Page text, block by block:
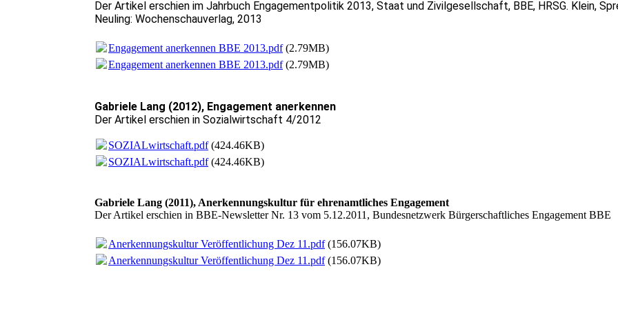
Der Artikel erschien im Jahrbuch Engagementpolitik 2013, Staat und Zivilgesellschaft, BBE, HRSG. Klein,
Neuling: Wochenschauverlag, 2013
Engagement anerkennen BBE 2013.pdf(2.79MB)
Engagement anerkennen BBE 2013.pdf(2.79MB)
Gabriele Lang (2012), Engagement anerkennen
Der Artikel erschien in Sozialwirtschaft 4/2012
SOZIALwirtschaft.pdf(424.46KB)
SOZIALwirtschaft.pdf(424.46KB)
Gabriele Lang (2011), Anerkennungskultur für ehrenamtliches Engagement
Der Artikel erschien in BBE-Newsletter Nr. 13 vom 5.12.2011, Bundesnetzwerk Bürgerschaftliches Engagement BBE
Anerkennungskultur Veröffentlichung Dez 11.pdf(156.07KB)
Anerkennungskultur Veröffentlichung Dez 11.pdf(156.07KB)